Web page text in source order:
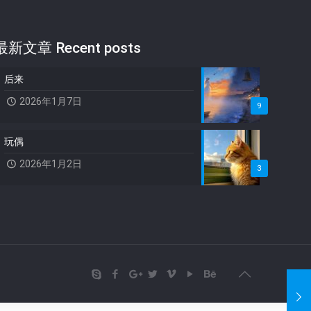
新文章 Recent posts
9
后来
2026年1月7日
3
玩偶
2026年1月2日